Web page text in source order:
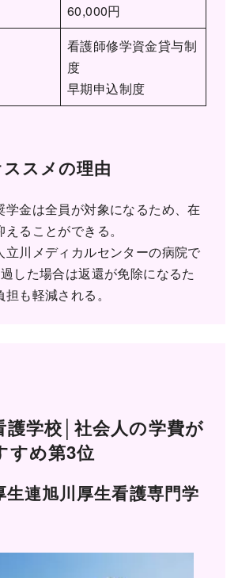
60,000円
看護師修学資金貸与制
度
早期申込制度
スメの理由
学金は全員が対象になるため、在
ることができる。
立川メディカルセンターの病院で
した場合は返還が免除になるた
も軽減される。
護学校│社会人の学費が
すめ第3位
連旭川厚生看護専門学